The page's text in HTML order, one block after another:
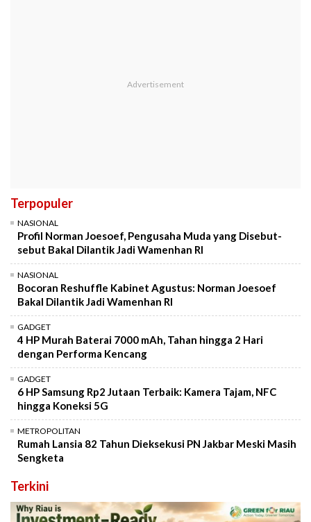
Terpopuler
NASIONAL
Profil Norman Joesoef, Pengusaha Muda yang Disebut-
sebut Bakal Dilantik Jadi Wamenhan RI
NASIONAL
Bocoran Reshuffle Kabinet Agustus: Norman Joesoef
Bakal Dilantik Jadi Wamenhan RI
GADGET
4 HP Murah Baterai 7000 mAh, Tahan hingga 2 Hari
dengan Performa Kencang
GADGET
6 HP Samsung Rp2 Jutaan Terbaik: Kamera Tajam, NFC
hingga Koneksi 5G
METROPOLITAN
Rumah Lansia 82 Tahun Dieksekusi PN Jakbar Meski Masih
Sengketa
Terkini